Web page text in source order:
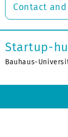
Contact
Startup-
Bauhaus-